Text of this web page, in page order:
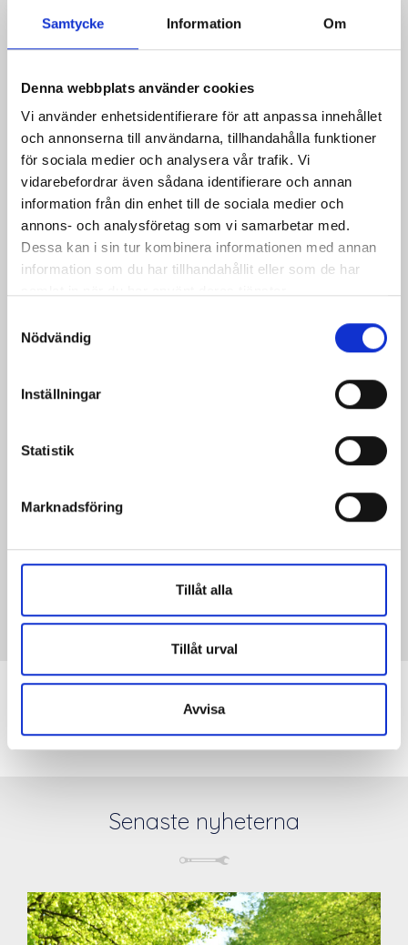
Samtycke Information Om
Denna webbplats använder cookies
Vi använder enhetsidentifierare för att anpassa innehållet
och annonserna till användarna, tillhandahålla funktioner
för sociala medier och analysera vår trafik. Vi
vidarebefordrar även sådana identifierare och annan
information från din enhet till de sociala medier och
annons- och analysföretag som vi samarbetar med.
Dessa kan i sin tur kombinera informationen med annan
information som du har tillhandahållit eller som de har
Nödvändig
Inställningar
Statistik
Marknadsföring
Tillåt alla
Tillåt urval
Avvisa
Här är en liten jämförelse på hur många vi var 2018
Kontakta oss
Senaste nyheterna